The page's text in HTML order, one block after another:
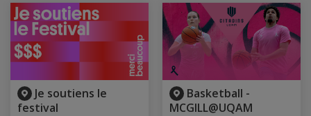
Je soutiens le
festival
Basketball -
MCGILL@UQAM